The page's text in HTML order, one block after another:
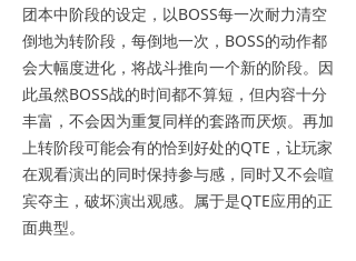
团本中阶段的设定，以BOSS每一次耐力清空
倒地为转阶段，每倒地一次，BOSS的动作都
会大幅度进化，将战斗推向一个新的阶段。因
此虽然BOSS战的时间都不算短，但内容十分
丰富，不会因为重复同样的套路而厌烦。再加
上转阶段可能会有的恰到好处的QTE，让玩家
在观看演出的同时保持参与感，同时又不会喧
宾夺主，破坏演出观感。属于是QTE应用的正
面典型。